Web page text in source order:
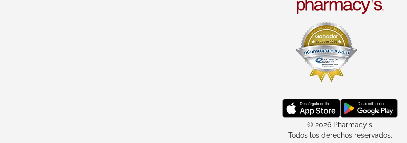
© 2026 Pharmacy's.
Todos los derechos reservados.